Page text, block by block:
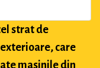
strat de
care
masinile din